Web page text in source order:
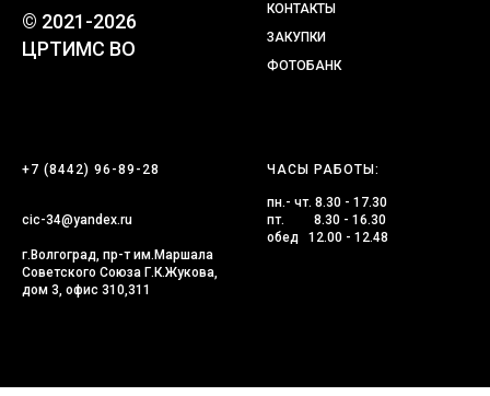
© 2021-2026
ЦРТИМС ВО
КОНТАКТЫ
ЗАКУПКИ
ФОТОБАНК
+7 (8442) 96-89-28
cic-34@yandex.ru
г.Волгоград, пр-т им.Маршала
Советского Союза Г.К.Жукова,
дом 3, офис 310,311
ЧАСЫ РАБОТЫ:
пн.- чт. 8.30 - 17.30
пт. 8.30 - 16.30
обед 12.00 - 12.48